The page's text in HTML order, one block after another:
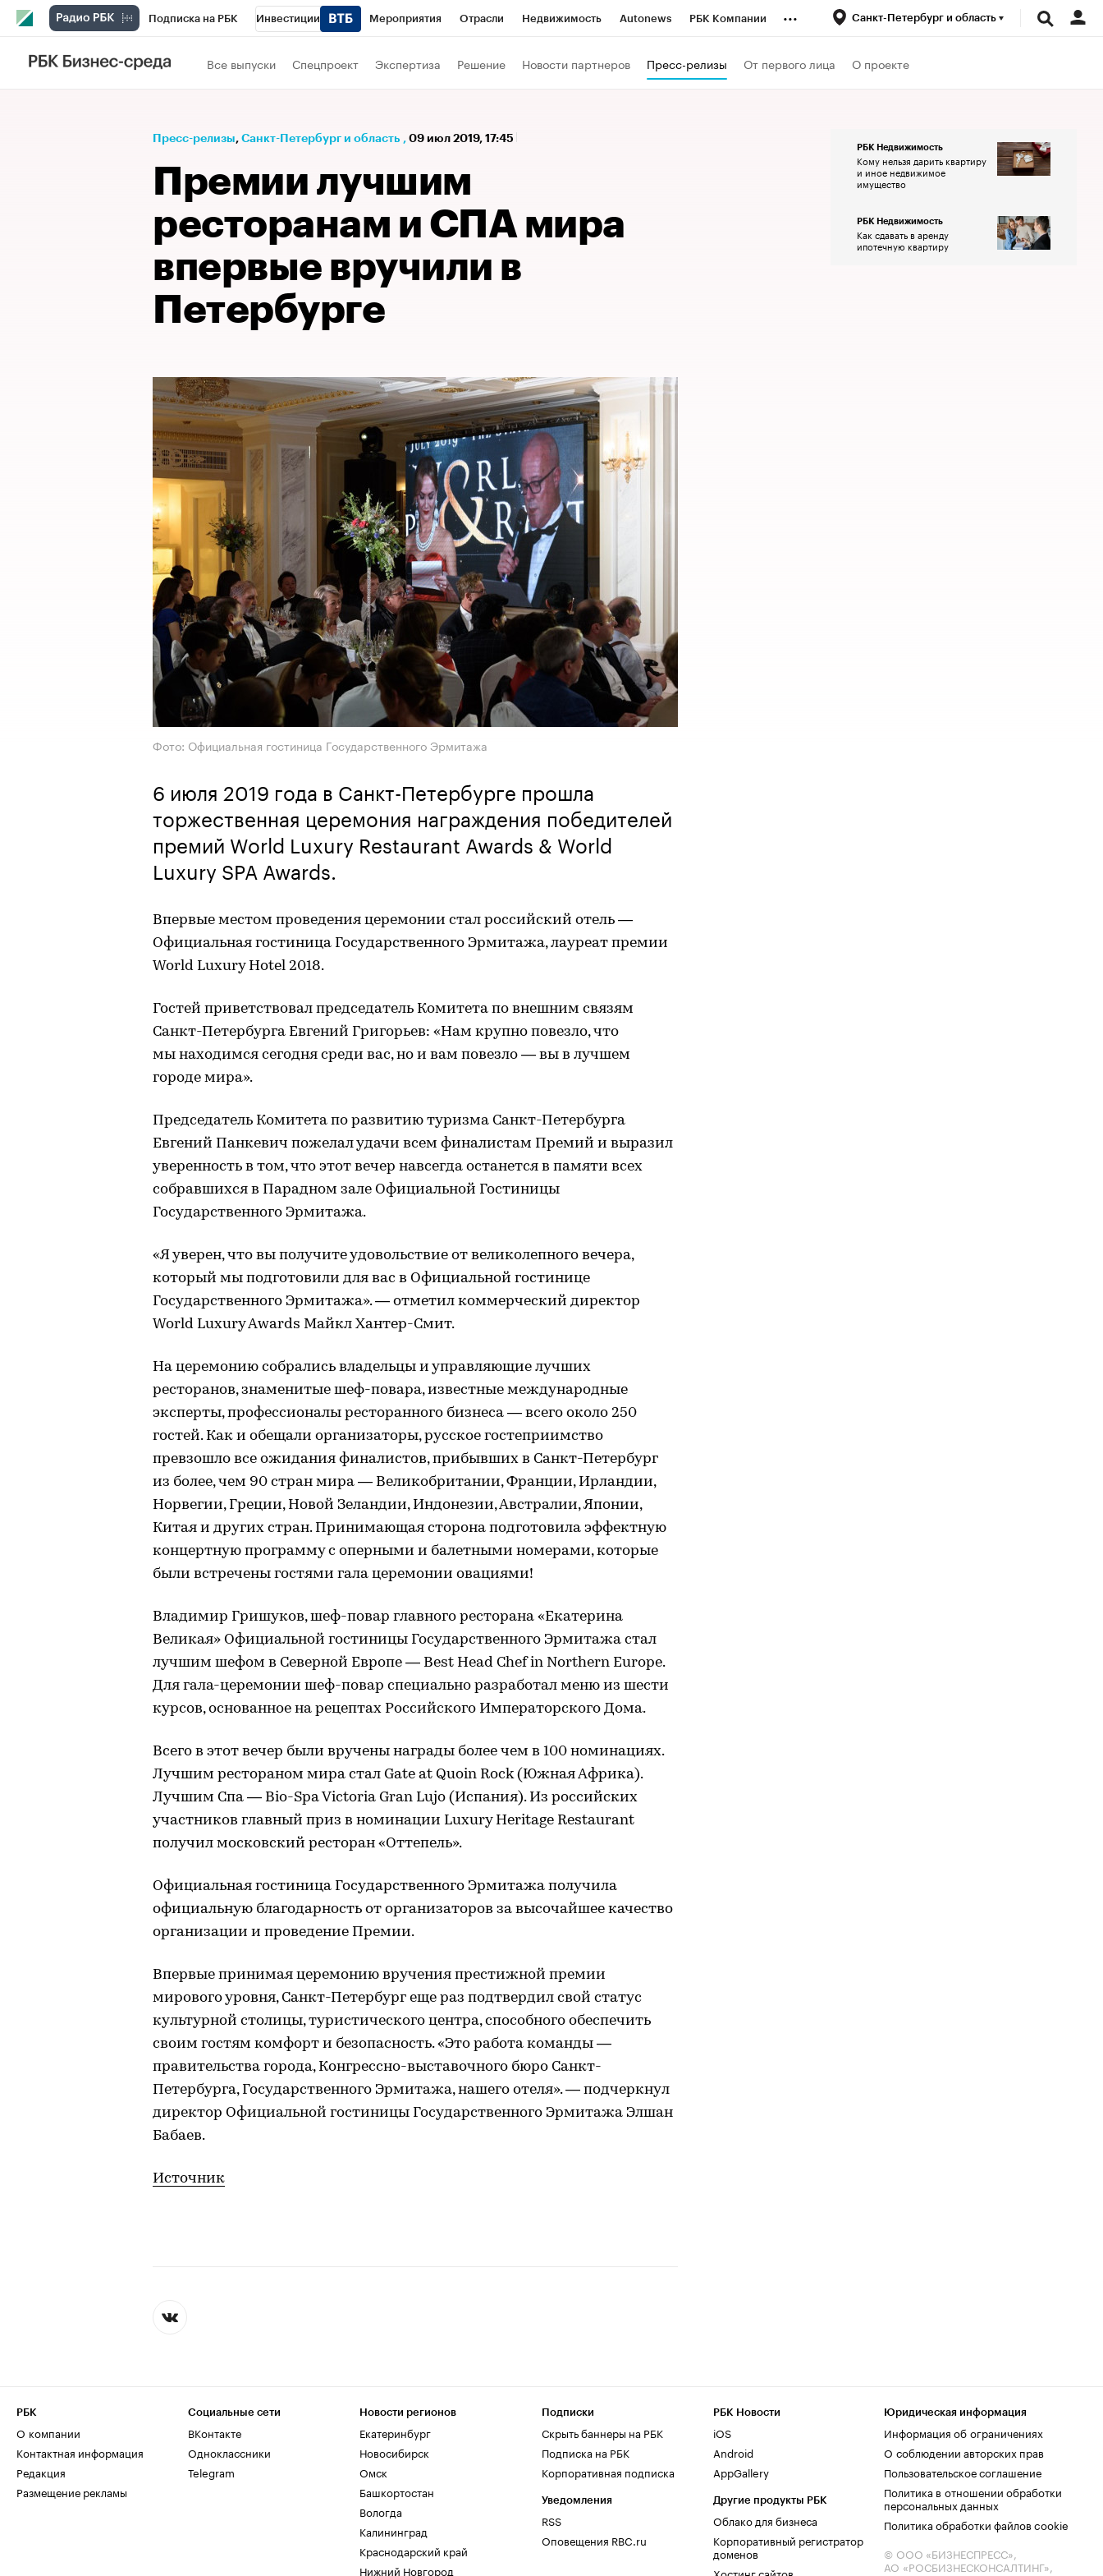
Подписка на РБК Инвестиции Мероприятия Отрасли Недвижимость Autonews РБК Компании
Телеканал
Спецпроекты
Рынок наличной валюты
... Санкт-Петербург и область
Все выпуски Спецпроект Экспертиза Решение Новости партнеров Пресс-релизы От первого лица О проекте
Пресс-релизы⁠, Санкт-Петербург и область , 09 июл 2019, 17:45
Премии лучшим
ресторанам и СПА мира
впервые вручили в
Петербурге
Фото: Официальная гостиница Государственного Эрмитажа
6 июля 2019 года в Санкт-Петербурге прошла
торжественная церемония награждения победителей
премий World Luxury Restaurant Awards & World
Luxury SPA Awards.
Впервые местом проведения церемонии стал российский отель —
Официальная гостиница Государственного Эрмитажа, лауреат премии
World Luxury Hotel 2018.
Гостей приветствовал председатель Комитета по внешним связям
Санкт-Петербурга Евгений Григорьев: «Нам крупно повезло, что
мы находимся сегодня среди вас, но и вам повезло — вы в лучшем
городе мира».
Председатель Комитета по развитию туризма Санкт-Петербурга
Евгений Панкевич пожелал удачи всем финалистам Премий и выразил
уверенность в том, что этот вечер навсегда останется в памяти всех
собравшихся в Парадном зале Официальной Гостиницы
Государственного Эрмитажа.
«Я уверен, что вы получите удовольствие от великолепного вечера,
который мы подготовили для вас в Официальной гостинице
Государственного Эрмитажа». — отметил коммерческий директор
World Luxury Awards Майкл Хантер-Смит.
На церемонию собрались владельцы и управляющие лучших
ресторанов, знаменитые шеф-повара, известные международные
эксперты, профессионалы ресторанного бизнеса — всего около 250
гостей. Как и обещали организаторы, русское гостеприимство
превзошло все ожидания финалистов, прибывших в Санкт-Петербург
из более, чем 90 стран мира — Великобритании, Франции, Ирландии,
Норвегии, Греции, Новой Зеландии, Индонезии, Австралии, Японии,
Китая и других стран. Принимающая сторона подготовила эффектную
концертную программу с оперными и балетными номерами, которые
были встречены гостями гала церемонии овациями!
Владимир Гришуков, шеф-повар главного ресторана «Екатерина
Великая» Официальной гостиницы Государственного Эрмитажа стал
лучшим шефом в Северной Европе — Best Head Chef in Northern Europe.
Для гала-церемонии шеф-повар специально разработал меню из шести
курсов, основанное на рецептах Российского Императорского Дома.
Всего в этот вечер были вручены награды более чем в 100 номинациях.
Лучшим рестораном мира стал Gate at Quoin Rock (Южная Африка).
Лучшим Спа — Bio-Spa Victoria Gran Lujo (Испания). Из российских
участников главный приз в номинации Luxury Heritage Restaurant
получил московский ресторан «Оттепель».
Официальная гостиница Государственного Эрмитажа получила
официальную благодарность от организаторов за высочайшее качество
организации и проведение Премии.
Впервые принимая церемонию вручения престижной премии
мирового уровня, Санкт-Петербург еще раз подтвердил свой статус
культурной столицы, туристического центра, способного обеспечить
своим гостям комфорт и безопасность. «Это работа команды —
правительства города, Конгрессно-выставочного бюро Санкт-
Петербурга, Государственного Эрмитажа, нашего отеля». — подчеркнул
директор Официальной гостиницы Государственного Эрмитажа Элшан
Бабаев.
Источник
РБК Недвижимость
Кому нельзя дарить квартиру
и иное недвижимое
имущество
РБК Недвижимость
Как сдавать в аренду
ипотечную квартиру
РБК
О компании
Контактная информация
Редакция
Размещение рекламы
Социальные сети
ВКонтакте
Одноклассники
Telegram
Новости регионов
Екатеринбург
Новосибирск
Омск
Башкортостан
Вологда
Калининград
Краснодарский край
Нижний Новгород
Подписки
Скрыть баннеры на РБК
Подписка на РБК
Корпоративная подписка
Уведомления
RSS
Оповещения RBC.ru
РБК Новости
iOS
Android
AppGallery
Другие продукты РБК
Облако для бизнеса
Корпоративный регистратор
доменов
Хостинг сайтов
Юридическая информация
Информация об ограничениях
О соблюдении авторских прав
Пользовательское соглашение
Политика в отношении обработки
персональных данных
Политика обработки файлов cookie
© ООО «БИЗНЕСПРЕСС»,
АО «РОСБИЗНЕСКОНСАЛТИНГ»,